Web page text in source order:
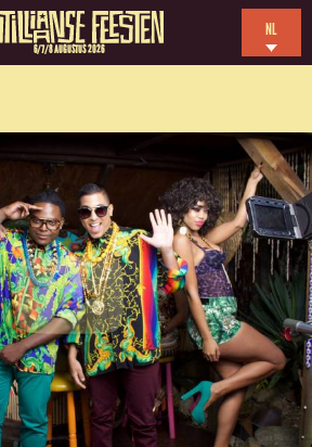
6/7/8 AUGUSTUS 2026
NL
FR